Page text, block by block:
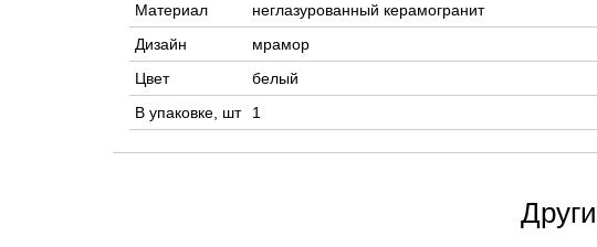
Материал
неглазурованный керамогранит
Дизайн
мрамор
Цвет
белый
В упаковке, шт
1